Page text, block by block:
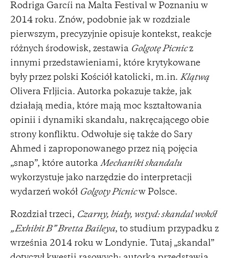
Rodriga Garcíi na Malta Festival w Poznaniu w
2014 roku. Znów, podobnie jak w rozdziale
pierwszym, precyzyjnie opisuje kontekst, reakcje
różnych środowisk, zestawia Golgotę Picnicz
innymi przedstawieniami, które krytykowane
były przez polski Kościół katolicki, m.in. Klątwą
Olivera Frljicia. Autorka pokazuje także, jak
działają media, które mają moc kształtowania
opinii i dynamiki skandalu, nakręcającego obie
strony konfliktu. Odwołuje się także do Sary
Ahmed i zaproponowanego przez nią pojęcia
„snap”, które autorka Mechaniki skandalu
wykorzystuje jako narzędzie do interpretacji
wydarzeń wokół Golgoty Picnicw Polsce.
Rozdział trzeci, Czarny, biały, wstyd: skandal wokół
„Exhibit B” Bretta Baileya, to studium przypadku z
września 2014 roku w Londynie. Tutaj „skandal”